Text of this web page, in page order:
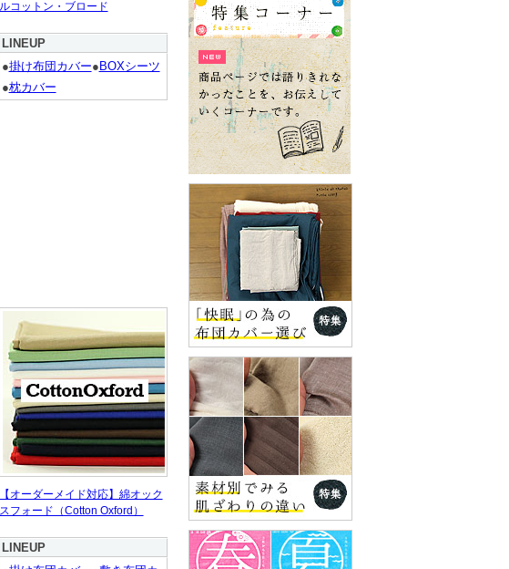
ルコットン・ブロード
LINEUP
●掛け布団カバー● BOXシーツ
●枕カバー
【オーダーメイド対応】綿オック
スフォード（Cotton Oxford）
LINEUP